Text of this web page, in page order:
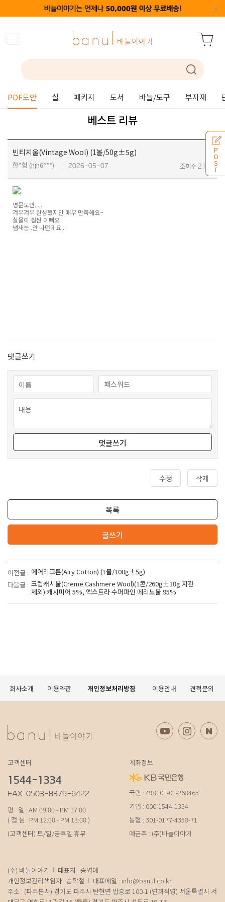
PDF도안 실 패키지 도서 바늘/도구 부자재
P
O
S
T
베스트 리뷰
빈티지울(Vintage Wool) (1볼/50g±5g)
한*형 (hjh6***) 2026-05-07 조회수 215
영문도안.....
겨우겨우 완성했지만 매우 만족해요~
실물이 훨씬 예뻐요
냄새는..안 나던데요...
댓글쓰기
댓글쓰기
수정 삭제
목록
글쓰기
이전글 : 에어리코튼(Airy Cotton) (1볼/100g±5g)
다음글 : 크렘캐시울(Creme Cashmere Wool)(1콘/260g±10g 지관
제외) 캐시미어 5%, 엑스트라 수퍼파인 메리노울 95%
회사소개 이용약관 개인정보처리방침 이용안내 견적문의
고객센터
1544-1334
FAX. 0503-8379-6422
평 일 : AM 09:00 - PM 17:00
( 점 심 : PM 12:00 - PM 13:00 )
(고객센터) 토/일/공휴일 휴무
계좌정보
국민 : 498101-01-268463
기업 : 000-1544-1334
농협 : 301-0177-4358-71
예금주 : (주)바늘이야기
(주) 바늘이야기
대표자 : 송영예
개인정보관리책임자 : 송학철
대표메일 : info@banul.co.kr
주소 : (파주본사) 경기도 파주시 탄현면 법흥로 100-1 (연희직영) 서울특별시 서